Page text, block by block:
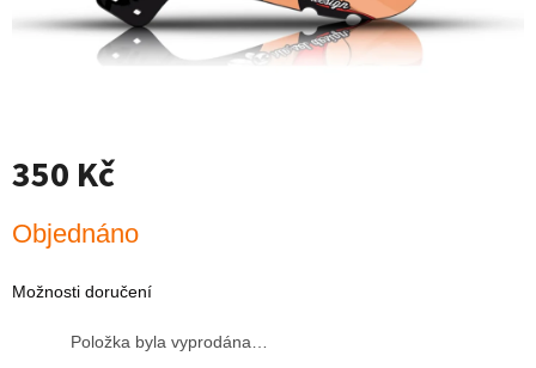
350 Kč
cena:
Objednáno
Možnosti doručení
Položka byla vyprodána…